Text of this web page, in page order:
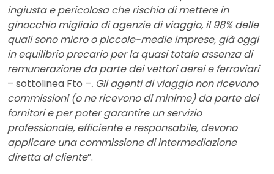
ingiusta e pericolosa che rischia di mettere in
ginocchio migliaia di agenzie di viaggio, il 98% delle
quali sono micro o piccole-medie imprese, già oggi
in equilibrio precario per la quasi totale assenza di
remunerazione da parte dei vettori aerei e ferroviari
– sottolinea Fto –. Gli agenti di viaggio non ricevono
commissioni (o ne ricevono di minime) da parte dei
fornitori e per poter garantire un servizio
professionale, efficiente e responsabile, devono
applicare una commissione di intermediazione
diretta al cliente”.